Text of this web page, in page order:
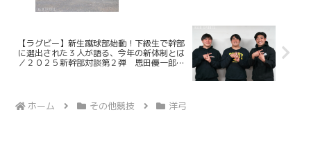
【ラグビー】新生蹴球部始動！下級生で幹部
に選出された３人が語る、今年の新体制とは
／２０２５新幹部対談第２弾 恩田優一郎×
ホーム その他競技 洋弓